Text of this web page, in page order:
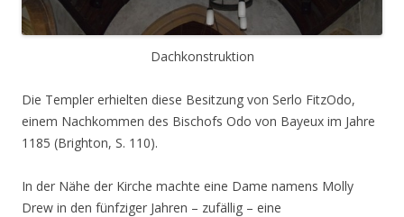
Dachkonstruktion
Die Templer erhielten diese Besitzung von Serlo FitzOdo,
einem Nachkommen des Bischofs Odo von Bayeux im Jahre
1185 (Brighton, S. 110).
In der Nähe der Kirche machte eine Dame namens Molly
Drew in den fünfziger Jahren – zufällig – eine